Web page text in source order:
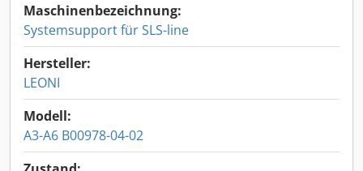
Maschinenbezeichnung:
Systemsupport für SLS-line
Hersteller:
LEONI
Modell:
A3-A6 B00978-04-02